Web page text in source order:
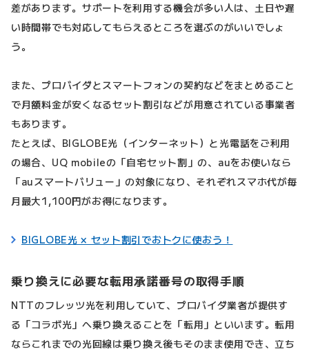
差があります。サポートを利用する機会が多い人は、土日や遅
い時間帯でも対応してもらえるところを選ぶのがいいでしょ
う。
また、プロバイダとスマートフォンの契約などをまとめること
で月額料金が安くなるセット割引などが用意されている事業者
もあります。
たとえば、BIGLOBE光（インターネット）と光電話をご利用
の場合、UQ mobileの「自宅セット割」の、auをお使いなら
「auスマートバリュー」の対象になり、それぞれスマホ代が毎
月最大1,100円がお得になります。
BIGLOBE光 × セット割引でおトクに使おう！
乗り換えに必要な転用承諾番号の取得手順
NTTのフレッツ光を利用していて、プロバイダ業者が提供す
る「コラボ光」へ乗り換えることを「転用」といいます。転用
ならこれまでの光回線は乗り換え後もそのまま使用でき、立ち